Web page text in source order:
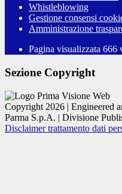
Whistleblowing
Gestione consensi
Amministrazione
Pagina visualizzata 666
Sezione Copyright
Copyright 2026 | Engineered
Parma S.p.A. | Divisione
Disclaimer trattamento dati